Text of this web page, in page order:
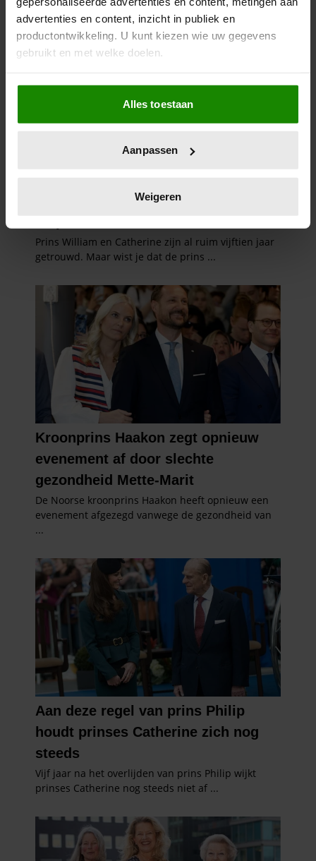
advertenties en content, inzicht in publiek en
productontwikkeling. U kunt kiezen wie uw gegevens
gebruikt en met welke doelen.
Als u het toestaat, willen we ook graag:
Informatie verzamelen over uw geografische
locatie, die tot een paar meter nauwkeurig kan zijn
scannen op specifieke eigenschappen (fingerprinting)
verwerkt en stel uw voorkeuren in het
intrekken in de Cookieverklaring.
We gebruiken cookies om content en advertenties te
en om ons websiteverkeer te analyseren. Ook delen we
informatie over uw gebruik van onze site met onze
partners voor social media, adverteren en analyse. Deze
partners kunnen deze gegevens combineren met andere
informatie die u aan ze heeft verstrekt of die ze hebben
verzameld op basis van uw gebruik van hun services. U
gaat akkoord met onze cookies als u onze website blijft
gebruiken.
Alles toestaan
Aanpassen
Weigeren